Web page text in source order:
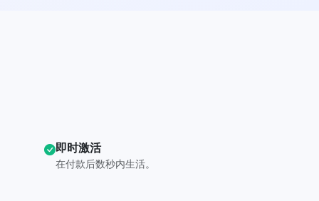
即时激活
在付款后数秒内生活。